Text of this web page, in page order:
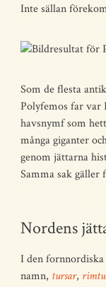
Inte sällan
Som de flesta
Polyfemos far var
havsnymf som
många giganter
genom jättarna
Samma sak gäller
Nordens
I den
namn, tursar,